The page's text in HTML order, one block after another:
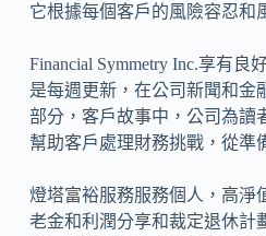
它根據每個客戶的風險容忍和
Financial Symmetry Inc.享有良
是每週更新，在公司新聞和金
部分，客戶故事中，公司為讀
幫助客戶處理財務挑戰，從準
燈塔富裕服務服務個人，高淨
老金和利潤分享和裁定退休計